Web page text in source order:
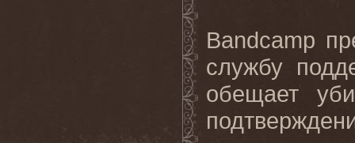
Bandcamp
службу
обещает